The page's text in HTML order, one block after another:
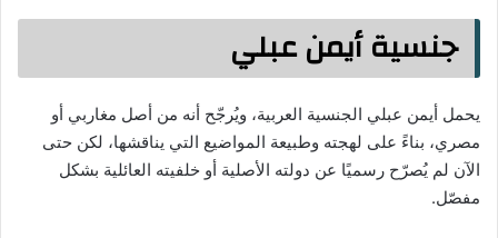
جنسية أيمن عبلي
يحمل أيمن عبلي الجنسية العربية، ويُرجّح أنه من أصل مغاربي أو
مصري، بناءً على لهجته وطبيعة المواضيع التي يناقشها، لكن حتى
الآن لم يُصرّح رسميًا عن دولته الأصلية أو خلفيته العائلية بشكل
مفصّل.